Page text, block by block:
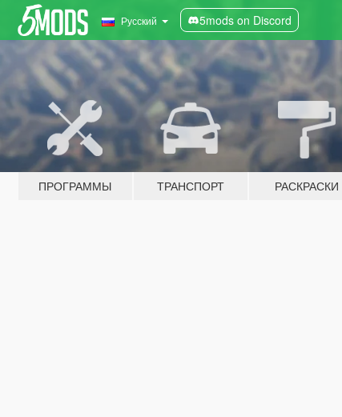
Русский 5mods on Discord
ПРОГРАММЫ ТРАНСПОРТ РАСКРАСКИ